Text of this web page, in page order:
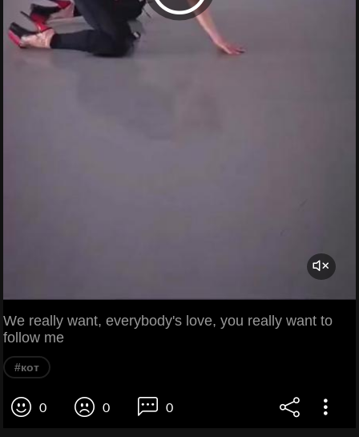
We really want, everybody's love, you really want to
follow me
#кот
0 0 0